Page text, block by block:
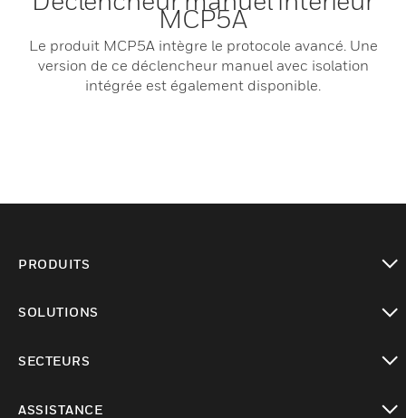
MCP5A
Le produit MCP5A intègre le protocole avancé. Une
version de ce déclencheur manuel avec isolation
intégrée est également disponible.
PRODUITS
SOLUTIONS
SECTEURS
ASSISTANCE